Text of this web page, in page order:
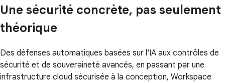
Une sécurité concrète, pas seulement
théorique
Des défenses automatiques basées sur l'IA aux contrôles de
sécurité et de souveraineté avancés, en passant par une
infrastructure cloud sécurisée à la conception, Workspace